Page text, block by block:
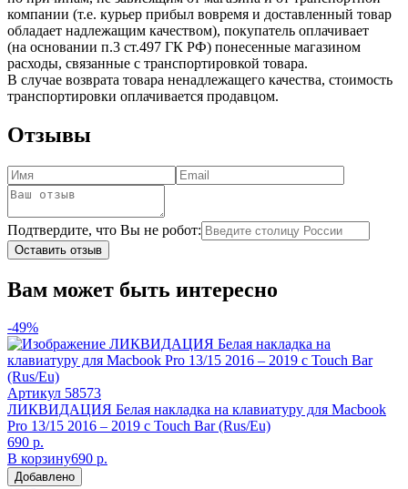
компании (т.е. курьер прибыл вовремя и доставленный товар
обладает надлежащим качеством), покупатель оплачивает
(на основании п.3 ст.497 ГК РФ) понесенные магазином
расходы, связанные с транспортировкой товара.
В случае возврата товара ненадлежащего качества, стоимость
транспортировки оплачивается продавцом.
Отзывы
Подтвердите, что Вы не робот:
Оставить отзыв
Вам может быть интересно
-49%
Артикул 58573
ЛИКВИДАЦИЯ Белая накладка на клавиатуру для Macbook
Pro 13/15 2016 – 2019 с Touch Bar (Rus/Eu)
690 р.
В корзину690 р.
Добавлено